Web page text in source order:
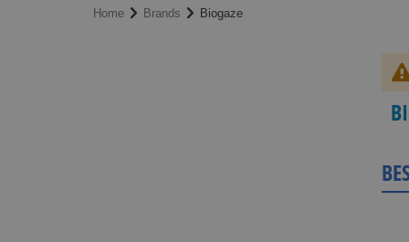
Home Brands Biogaze